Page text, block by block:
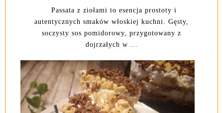
Passata z ziołami to esencja prostoty i
autentycznych smaków włoskiej kuchni. Gęsty,
soczysty sos pomidorowy, przygotowany z
dojrzałych w ...